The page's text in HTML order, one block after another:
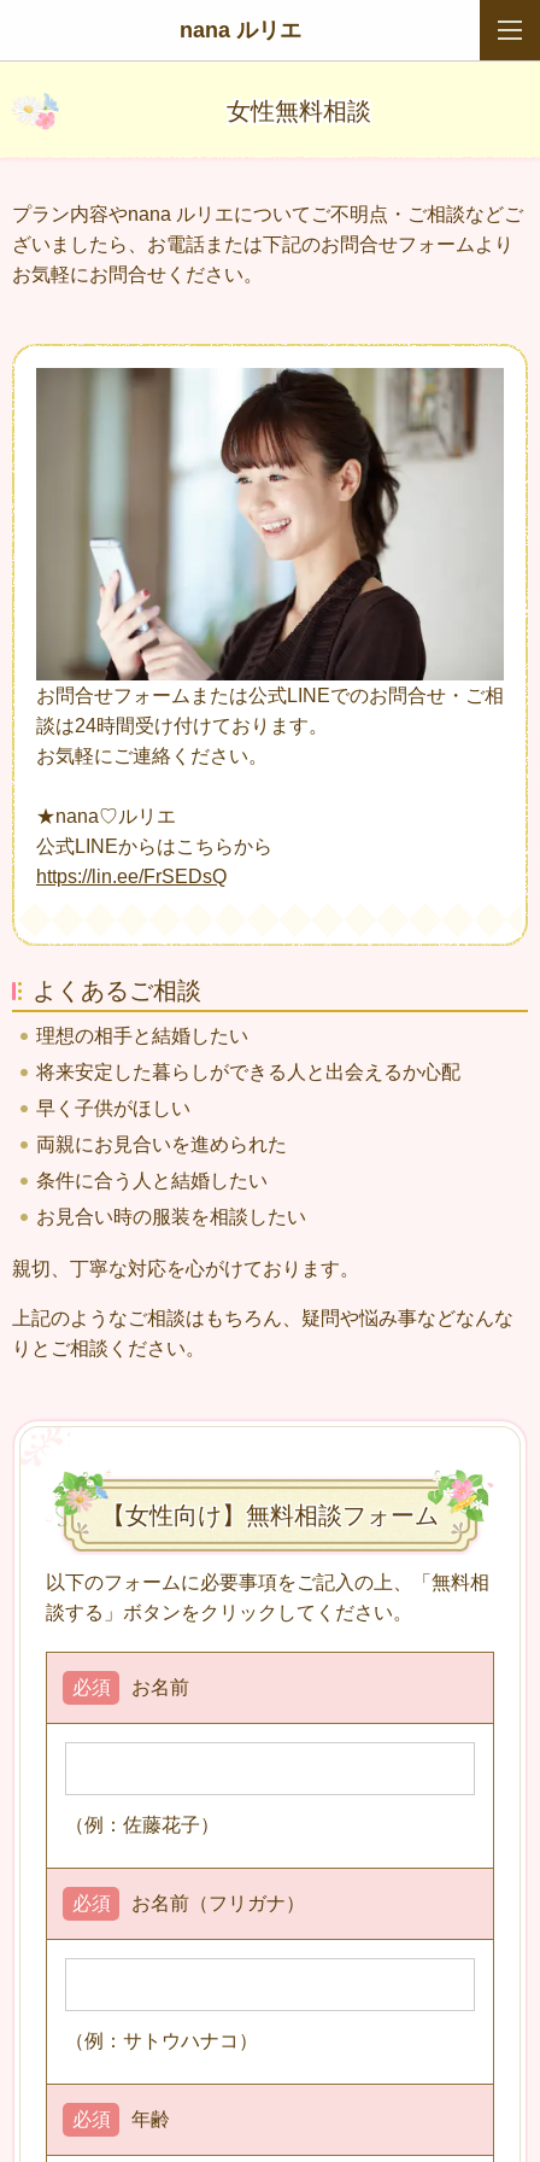
nana ルリエ
女性無料相談
プラン内容やnana ルリエについてご不明点・ご相談などご
ざいましたら、お電話または下記のお問合せフォームより
お気軽にお問合せください。
お問合せフォームまたは公式LINEでのお問合せ・ご相
談は24時間受け付けております。
お気軽にご連絡ください。
★nana♡ルリエ
公式LINEからはこちらから
https://lin.ee/FrSEDsQ
よくあるご相談
理想の相手と結婚したい
将来安定した暮らしができる人と出会えるか心配
早く子供がほしい
両親にお見合いを進められた
条件に合う人と結婚したい
お見合い時の服装を相談したい
親切、丁寧な対応を心がけております。
上記のようなご相談はもちろん、疑問や悩み事などなんな
りとご相談ください。
【女性向け】無料相談フォーム
以下のフォームに必要事項をご記入の上、「無料相
談する」ボタンをクリックしてください。
お名前
必須
（例：佐藤花子）
お名前（フリガナ）
必須
（例：サトウハナコ）
年齢
必須